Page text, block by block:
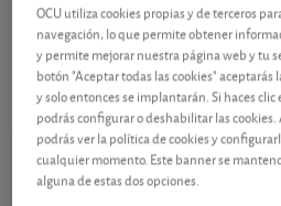
Sanofi
FR0000120578
07/08/2026 París
Contenido
OCU utiliza cookies propias y de terceros
navegación, lo que permite obtener
y permite mejorar nuestra página web y tu
botón "Aceptar todas las cookies"
y solo entonces se implantarán. Si haces
podrás configurar o deshabilitar las cookies.
podrás ver la política de cookies y
cualquier momento. Este banner se
alguna de estas dos opciones.